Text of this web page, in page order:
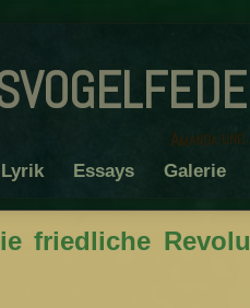
Amanda
Lyrik Essays Galerie
friedliche